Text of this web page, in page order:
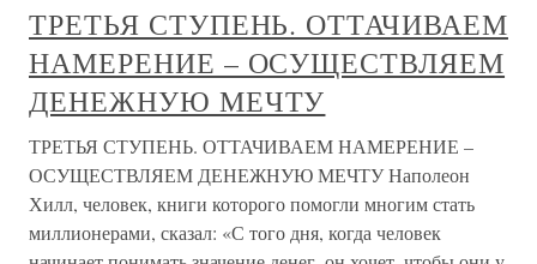
ТРЕТЬЯ СТУПЕНЬ. ОТТАЧИВАЕМ
НАМЕРЕНИЕ – ОСУЩЕСТВЛЯЕМ
ДЕНЕЖНУЮ МЕЧТУ
ТРЕТЬЯ СТУПЕНЬ. ОТТАЧИВАЕМ НАМЕРЕНИЕ –
ОСУЩЕСТВЛЯЕМ ДЕНЕЖНУЮ МЕЧТУ Наполеон
Хилл, человек, книги которого помогли многим стать
миллионерами, сказал: «С того дня, когда человек